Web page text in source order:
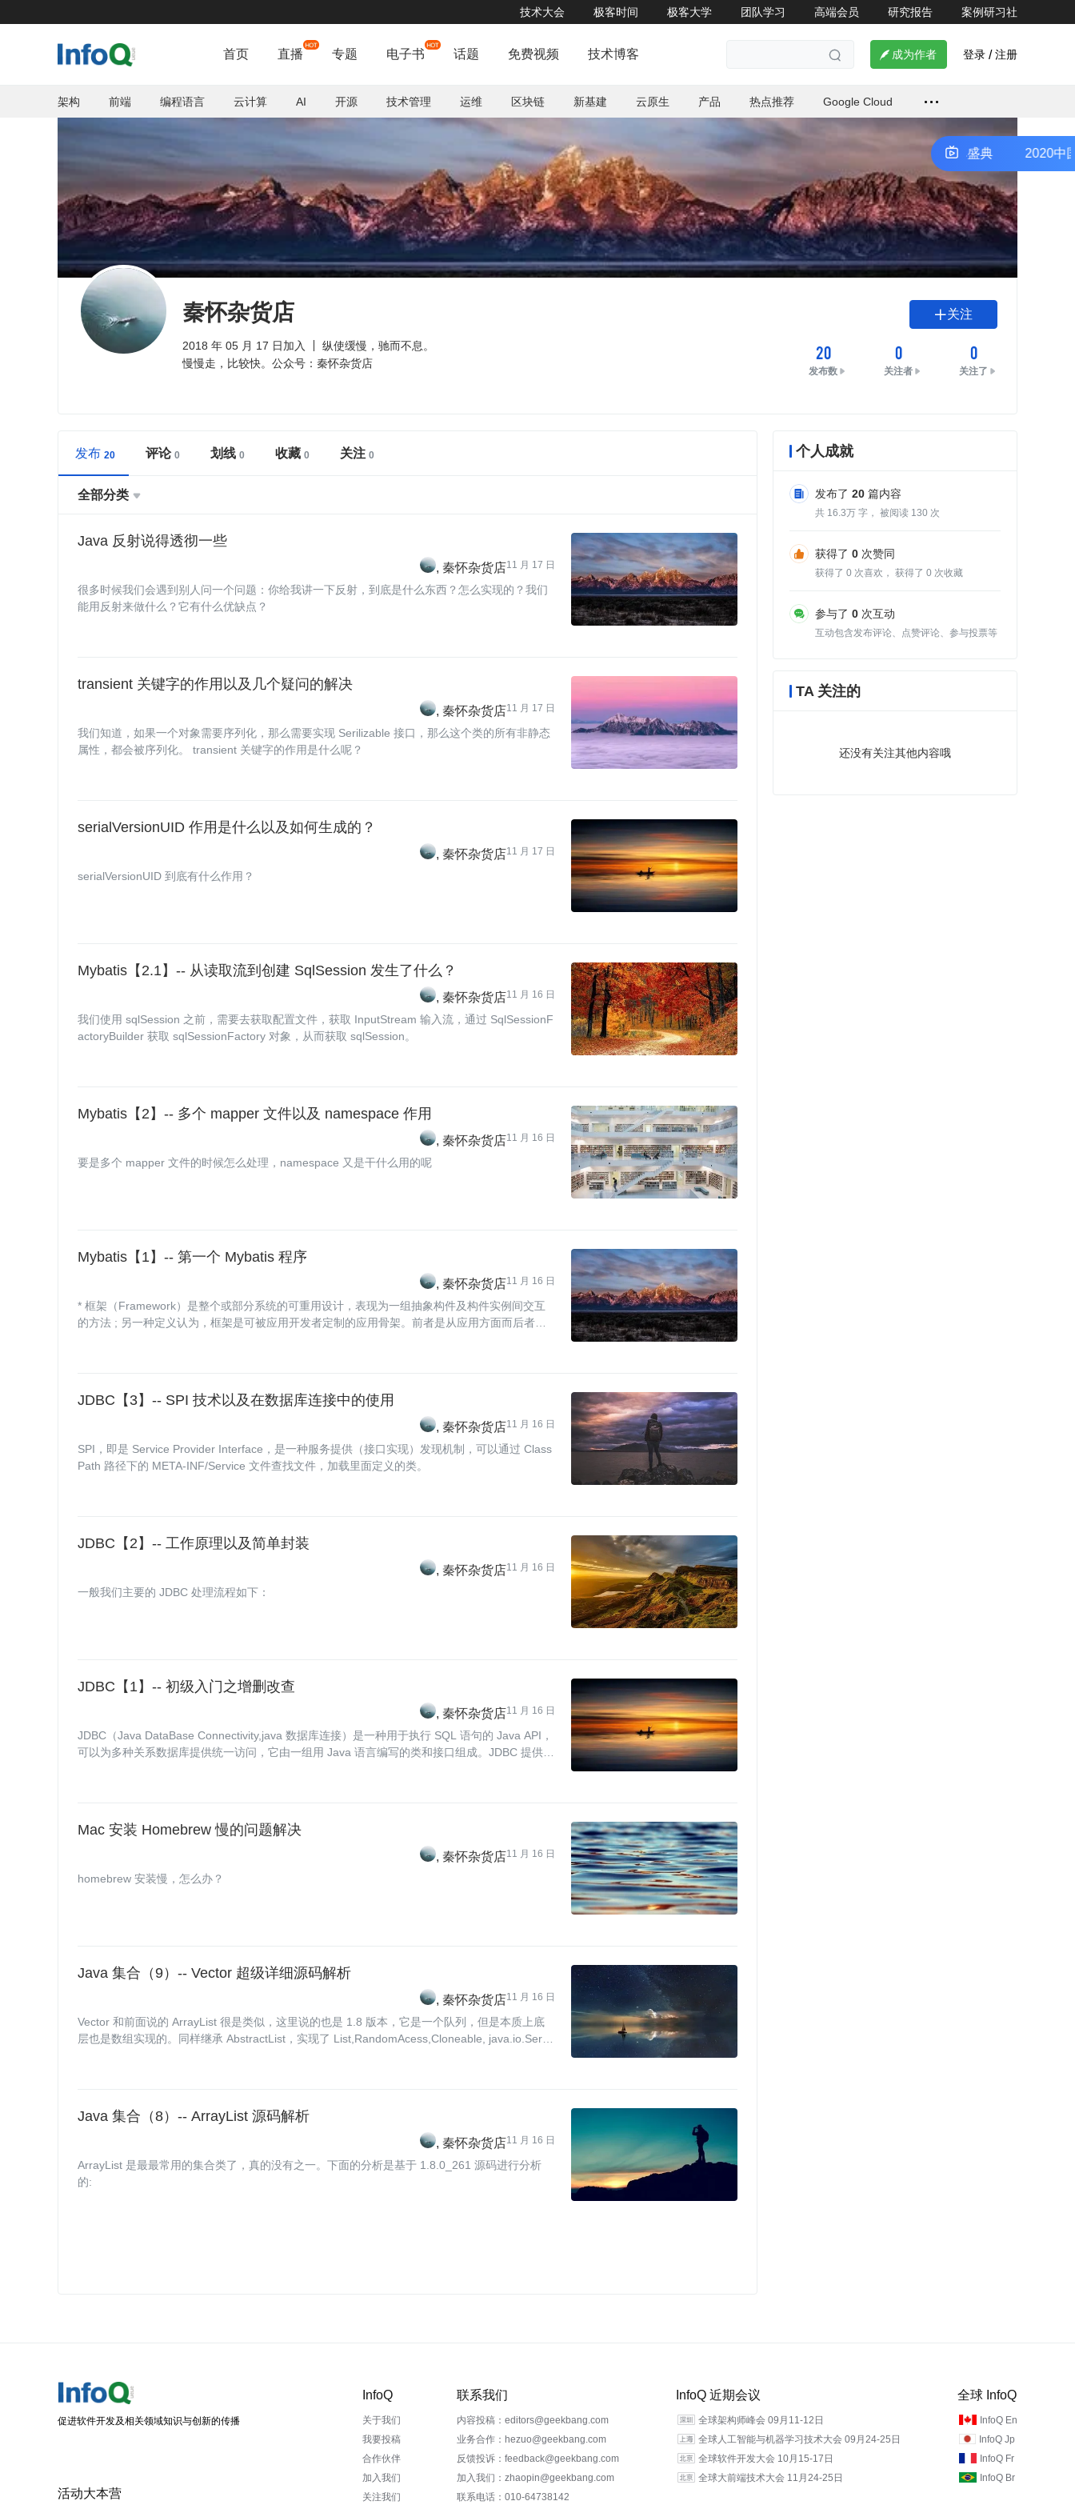
技术大会 极客时间 极客大学 团队学习 高端会员 研究报告 案例研习社

首页 直播 专题 电子书 话题 免费视频 技术博客   成为作者 登录 / 注册
架构 前端 编程语言 云计算 AI 开源 技术管理 运维 区块链 新基建 云原生 产品 热点推荐 Google Cloud
秦怀杂货店
2018 年 05 月 17 日加入
纵使缓慢，驰而不息。
慢慢走，比较快。公众号：秦怀杂货店
关注
20
发布数
0
关注者
0
关注了
发布 评论 划线 收藏 关注
全部分类 
Java 反射说得透彻一些
秦怀杂货店11 月 17 日
很多时候我们会遇到别人问一个问题：你给我讲一下反射，到底是什么东西？怎么实现的？我们
能用反射来做什么？它有什么优缺点？
transient 关键字的作用以及几个疑问的解决
秦怀杂货店11 月 17 日
我们知道，如果一个对象需要序列化，那么需要实现 Serilizable 接口，那么这个类的所有非静态
属性，都会被序列化。 transient 关键字的作用是什么呢？
serialVersionUID 作用是什么以及如何生成的？
秦怀杂货店11 月 17 日
serialVersionUID 到底有什么作用？
Mybatis【2.1】-- 从读取流到创建 SqlSession 发生了什么？
秦怀杂货店11 月 16 日
我们使用 sqlSession 之前，需要去获取配置文件，获取 InputStream 输入流，通过 SqlSessionF
actoryBuilder 获取 sqlSessionFactory 对象，从而获取 sqlSession。
Mybatis【2】-- 多个 mapper 文件以及 namespace 作用
秦怀杂货店11 月 16 日
要是多个 mapper 文件的时候怎么处理，namespace 又是干什么用的呢
Mybatis【1】-- 第一个 Mybatis 程序
秦怀杂货店11 月 16 日
* 框架（Framework）是整个或部分系统的可重用设计，表现为一组抽象构件及构件实例间交互
的方法 ; 另一种定义认为，框架是可被应用开发者定制的应用骨架。前者是从应用方面而后者是
JDBC【3】-- SPI 技术以及在数据库连接中的使用
秦怀杂货店11 月 16 日
SPI，即是 Service Provider Interface，是一种服务提供（接口实现）发现机制，可以通过 Class
Path 路径下的 META-INF/Service 文件查找文件，加载里面定义的类。
JDBC【2】-- 工作原理以及简单封装
秦怀杂货店11 月 16 日
一般我们主要的 JDBC 处理流程如下：
JDBC【1】-- 初级入门之增删改查
秦怀杂货店11 月 16 日
JDBC（Java DataBase Connectivity,java 数据库连接）是一种用于执行 SQL 语句的 Java API，
可以为多种关系数据库提供统一访问，它由一组用 Java 语言编写的类和接口组成。JDBC 提供了
Mac 安装 Homebrew 慢的问题解决
秦怀杂货店11 月 16 日
homebrew 安装慢，怎么办？
Java 集合（9）-- Vector 超级详细源码解析
秦怀杂货店11 月 16 日
Vector 和前面说的 ArrayList 很是类似，这里说的也是 1.8 版本，它是一个队列，但是本质上底
层也是数组实现的。同样继承 AbstractList，实现了 List,RandomAcess,Cloneable, java.io.Serial
Java 集合（8）-- ArrayList 源码解析
秦怀杂货店11 月 16 日
ArrayList 是最最常用的集合类了，真的没有之一。下面的分析是基于 1.8.0_261 源码进行分析
的:
个人成就
发布了 20 篇内容
共 16.3 字， 被阅读 130 次
获得了 0 次赞同
获得了 0 次喜欢， 获得了 0 次收藏
参与了 0 次互动
互动包含发布评论、点赞评论、参与投票等
TA 关注的
还没有关注其他内容哦
促进软件开发及相关领域知识与创新的传播
活动大本营
InfoQ
关于我们
我要投稿
合作伙伴
加入我们
关注我们
联系我们
内容投稿：editors@geekbang.com
业务合作：hezuo@geekbang.com
反馈投诉：feedback@geekbang.com
加入我们：zhaopin@geekbang.com
联系电话：010-64738142
InfoQ 近期会议
全球架构师峰会 09月11-12日
全球人工智能与机器学习技术大会 09月24-25日
全球软件开发大会 10月15-17日
全球大前端技术大会 11月24-25日
全球 InfoQ
InfoQ En
InfoQ Jp
InfoQ Fr
InfoQ Br
2020中国技术力量年度榜单盛典 2020中国技